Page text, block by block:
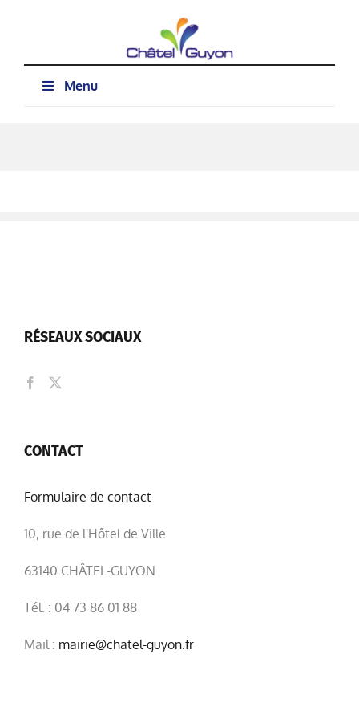
Menu
RÉSEAUX SOCIAUX
CONTACT
Formulaire de contact
10, rue de l'Hôtel de Ville
63140 CHÂTEL-GUYON
Tél. : 04 73 86 01 88
Mail : mairie@chatel-guyon.fr